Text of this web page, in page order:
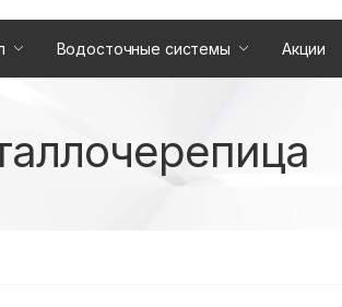
Водосточные системы Акции